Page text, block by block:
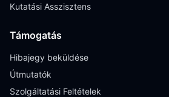
Kutatási Asszisztens
Támogatás
Hibajegy beküldése
Útmutatók
Szolgáltatási Feltételek